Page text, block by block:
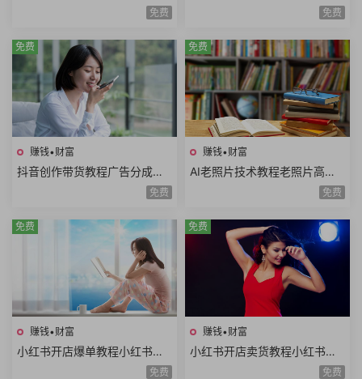
O优化技巧关键词挖掘抖音搜
免费
店铺开通选品技巧拍摄剪辑店
免费
赚钱•财富
抖音创作带货教程广告分成计
划高清视频拍摄AI类APP使用
免费
免费
赚钱•财富
AI老照片技术教程老照片高清
修复动作视频说话视频黑白照
免费
免费
赚钱•财富
小红书开店爆单教程小红书店
铺矩阵寻找爆品淘宝选品拼多
免费
免费
赚钱•财富
小红书开店卖货教程小红书日
常运营对标同行小红书店铺管
免费
免费